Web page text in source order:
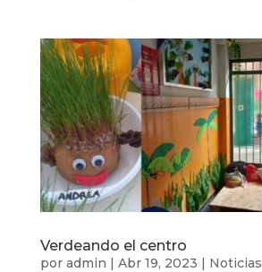
Verdeando el centro
por admin | Abr 19, 2023 | Noticias